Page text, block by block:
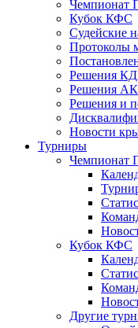
Чемпионат
Кубок КФС
Судейские
Протоколы
Решения
Решения
Решения и
Новости
Турниры
Чемпионат
Кубок КФС
Другие